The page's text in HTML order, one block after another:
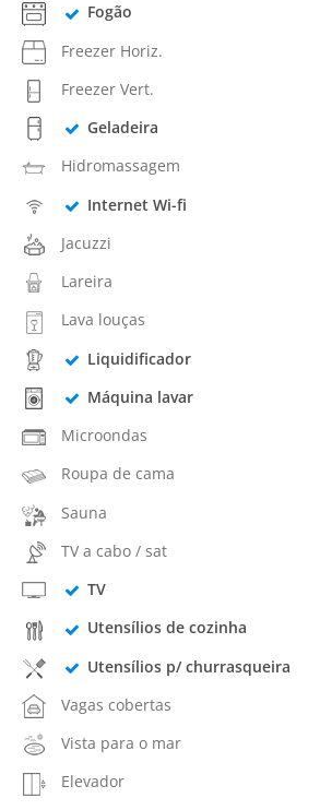
Fogão
Freezer Horiz.
Freezer Vert.
Geladeira
Hidromassagem
Internet Wi-fi
Jacuzzi
Lareira
Lava louças
Liquidificador
Máquina lavar
Microondas
Roupa de cama
Sauna
TV a cabo / sat
TV
Utensílios de cozinha
Utensílios p/ churrasqueira
Vagas cobertas
Vista para o mar
Elevador